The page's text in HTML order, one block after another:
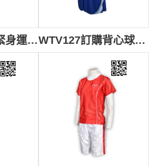
WTV128 訂製緊身運動套裝 設計童裝運動套裝 訂做舒適運動套裝 運動套裝專門店 WTV127訂購背心球服套裝 設計吸濕排汗球服 學界 製造網眼透氣球服 球服製造商 寶藍色 撞色白色